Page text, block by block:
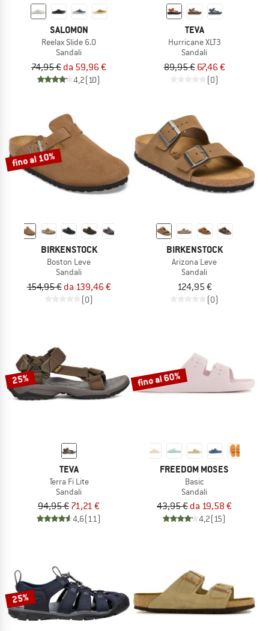
SALOMON
Reelax Slide 6.0
Sandali
74,95 € da 59,96 €
4,2(10)
TEVA
Hurricane XLT3
Sandali
89,95 € 67,46 €
(0)
fino al 10%
BIRKENSTOCK
Boston Leve
Sandali
154,95 € da 139,46 €
(0)
BIRKENSTOCK
Arizona Leve
Sandali
124,95 €
(0)
25%
TEVA
Terra Fi Lite
Sandali
94,95 € 71,21 €
4,6(11)
fino al 60%
FREEDOM MOSES
Basic
Sandali
43,95 € da 19,58 €
4,2(15)
25%